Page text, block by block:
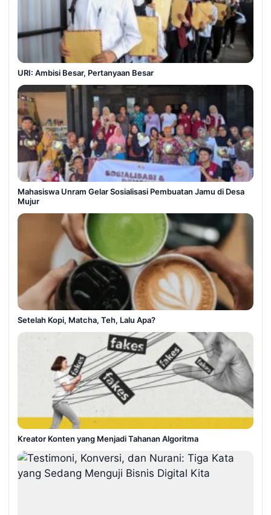
URI: Ambisi Besar, Pertanyaan Besar
Mahasiswa Unram Gelar Sosialisasi Pembuatan Jamu di Desa
Mujur
Setelah Kopi, Matcha, Teh, Lalu Apa?
Kreator Konten yang Menjadi Tahanan Algoritma